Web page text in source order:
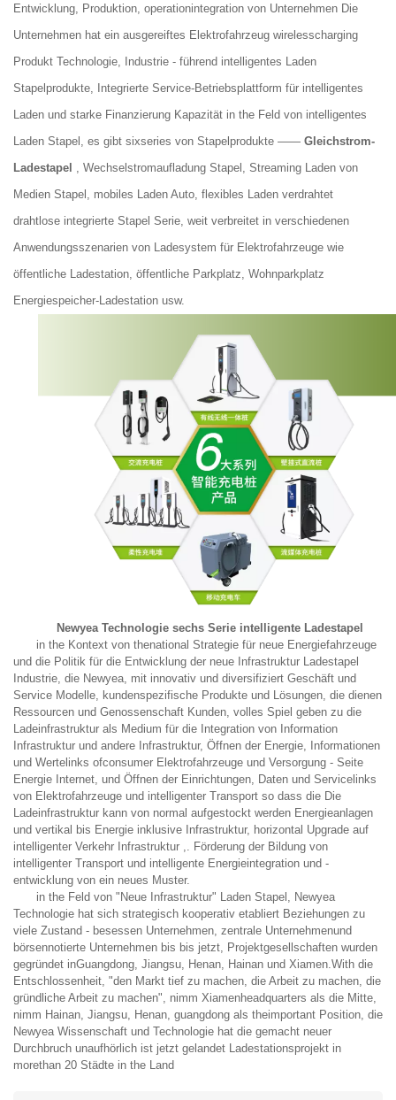
Entwicklung, Produktion, operationintegration von Unternehmen Die
Unternehmen hat ein ausgereiftes Elektrofahrzeug wirelesscharging
Produkt Technologie, Industrie - führend intelligentes Laden
Stapelprodukte, Integrierte Service-Betriebsplattform für intelligentes
Laden und starke Finanzierung Kapazität in the Feld von intelligentes
Laden Stapel, es gibt sixseries von Stapelprodukte —— Gleichstrom-
Ladestapel , Wechselstromaufladung Stapel, Streaming Laden von
Medien Stapel, mobiles Laden Auto, flexibles Laden verdrahtet
drahtlose integrierte Stapel Serie, weit verbreitet in verschiedenen
Anwendungsszenarien von Ladesystem für Elektrofahrzeuge wie
öffentliche Ladestation, öffentliche Parkplatz, Wohnparkplatz
Energiespeicher-Ladestation usw.
Newyea Technologie sechs Serie intelligente Ladestapel
in the Kontext von thenational Strategie für neue Energiefahrzeuge
und die Politik für die Entwicklung der neue Infrastruktur Ladestapel
Industrie, die Newyea, mit innovativ und diversifiziert Geschäft und
Service Modelle, kundenspezifische Produkte und Lösungen, die dienen
Ressourcen und Genossenschaft Kunden, volles Spiel geben zu die
Ladeinfrastruktur als Medium für die Integration von Information
Infrastruktur und andere Infrastruktur, Öffnen der Energie, Informationen
und Wertelinks ofconsumer Elektrofahrzeuge und Versorgung - Seite
Energie Internet, und Öffnen der Einrichtungen, Daten und Servicelinks
von Elektrofahrzeuge und intelligenter Transport so dass die Die
Ladeinfrastruktur kann von normal aufgestockt werden Energieanlagen
und vertikal bis Energie inklusive Infrastruktur, horizontal Upgrade auf
intelligenter Verkehr Infrastruktur ,. Förderung der Bildung von
intelligenter Transport und intelligente Energieintegration und -
entwicklung von ein neues Muster.
in the Feld von "Neue Infrastruktur" Laden Stapel, Newyea
Technologie hat sich strategisch kooperativ etabliert Beziehungen zu
viele Zustand - besessen Unternehmen, zentrale Unternehmenund
börsennotierte Unternehmen bis bis jetzt, Projektgesellschaften wurden
gegründet inGuangdong, Jiangsu, Henan, Hainan und Xiamen.With die
Entschlossenheit, "den Markt tief zu machen, die Arbeit zu machen, die
gründliche Arbeit zu machen", nimm Xiamenheadquarters als die Mitte,
nimm Hainan, Jiangsu, Henan, guangdong als theimportant Position, die
Newyea Wissenschaft und Technologie hat die gemacht neuer
Durchbruch unaufhörlich ist jetzt gelandet Ladestationsprojekt in
morethan 20 Städte in the Land